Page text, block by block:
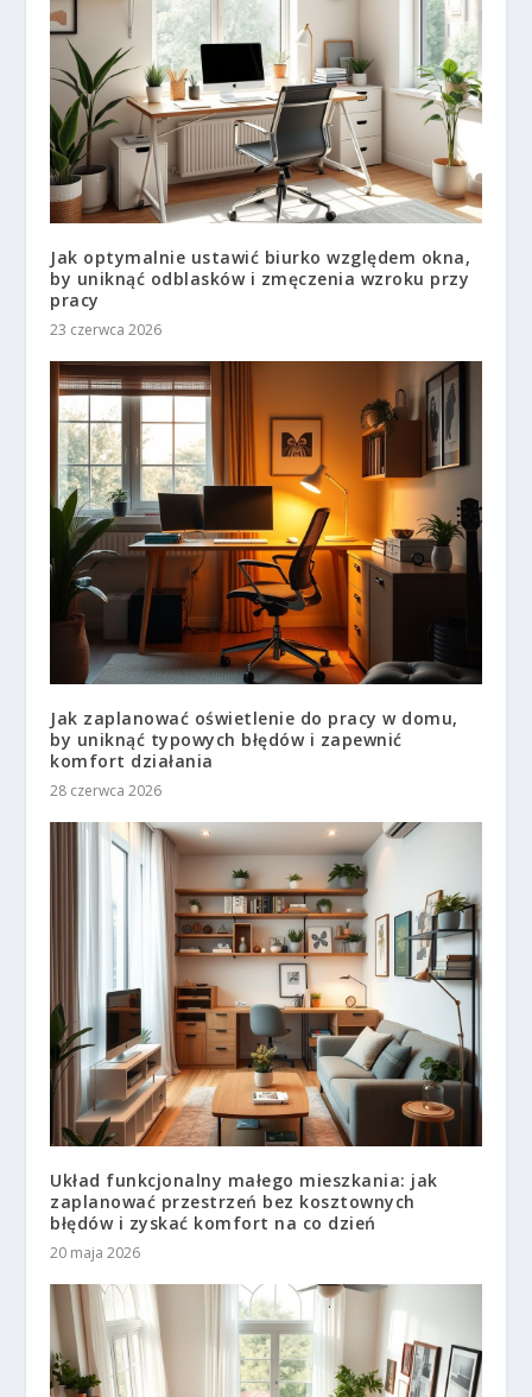
Jak optymalnie ustawić biurko względem okna,
by uniknąć odblasków i zmęczenia wzroku przy
pracy
23 czerwca 2026
Jak zaplanować oświetlenie do pracy w domu,
by uniknąć typowych błędów i zapewnić
komfort działania
28 czerwca 2026
Układ funkcjonalny małego mieszkania: jak
zaplanować przestrzeń bez kosztownych
błędów i zyskać komfort na co dzień
20 maja 2026